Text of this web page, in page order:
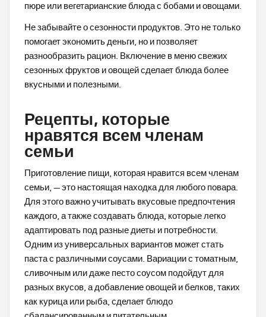
пюре или вегетарианские блюда с бобами и овощами.
Не забывайте о сезонности продуктов. Это не только
помогает экономить деньги, но и позволяет
разнообразить рацион. Включение в меню свежих
сезонных фруктов и овощей сделает блюда более
вкусными и полезными.
Рецепты, которые
нравятся всем членам
семьи
Приготовление пищи, которая нравится всем членам
семьи, — это настоящая находка для любого повара.
Для этого важно учитывать вкусовые предпочтения
каждого, а также создавать блюда, которые легко
адаптировать под разные диеты и потребности.
Одним из универсальных вариантов может стать
паста с различными соусами. Вариации с томатным,
сливочным или даже песто соусом подойдут для
разных вкусов, а добавление овощей и белков, таких
как курица или рыба, сделает блюдо